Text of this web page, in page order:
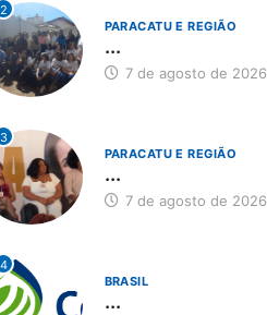
2
PARACATU E REGIÃO
...
7 de agosto de 2026
3
PARACATU E REGIÃO
...
7 de agosto de 2026
4
BRASIL
...